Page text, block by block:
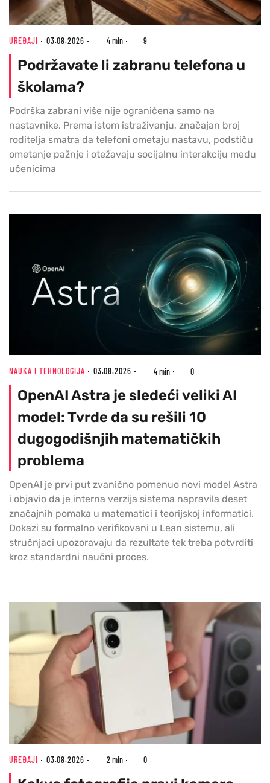
UREĐAJI 03.08.2026 4 min 9
Podržavate li zabranu telefona u
školama?
Podrška zabrani više nije ograničena samo na
nastavnike. Prema istom istraživanju, značajan broj
roditelja smatra da telefoni ometaju nastavu, podstiču
ometanje pažnje i otežavaju socijalnu interakciju među
učenicima
NAUKA I TEHNOLOGIJA 03.08.2026 4 min 0
OpenAI Astra je sledeći veliki AI
model: Tvrde da su rešili 10
dugogodišnjih matematičkih
problema
OpenAI je prvi put zvanično pomenuo novi model Astra
i objavio da je interna verzija sistema napravila deset
značajnih pomaka u matematici i teorijskoj informatici.
Dokazi su formalno verifikovani u Lean sistemu, ali
stručnjaci upozoravaju da rezultate tek treba potvrditi
kroz standardni naučni proces.
UREĐAJI 03.08.2026 2 min 0